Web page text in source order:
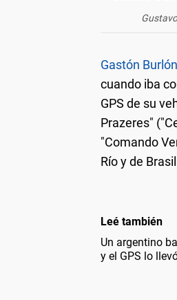
Gastón
cuando iba
GPS de su
Prazeres"
"Comando
Río y de
Leé también
Un argentino
y el GPS lo